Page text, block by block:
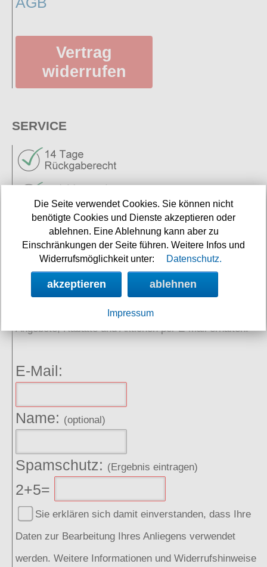
Vertrag
widerrufen
SERVICE
Neuigkeiten
Links
NEWSLETTER
Angebote, Rabatte und Aktionen per E-Mail erhalten.
E-Mail:
Name: (optional)
Spamschutz: (Ergebnis eintragen)
2+5=
Sie erklären sich damit einverstanden, dass Ihre
Daten zur Bearbeitung Ihres Anliegens verwendet
werden. Weitere Informationen und Widerrufshinweise
Die Seite verwendet Cookies. Sie können nicht
benötigte Cookies und Dienste akzeptieren oder
ablehnen. Eine Ablehnung kann aber zu
Einschränkungen der Seite führen. Weitere Infos und
Widerrufsmöglichkeit unter:
Datenschutz.
akzeptieren ablehnen
Impressum